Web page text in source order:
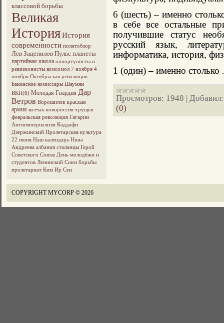
классовой борьбы
Великая
ИсторияИстория
современности политобзор
Лев Зацепилов Пульс планеты
партийная школа оппортунисты и
ревизионисты комсомол 7 ноября 4
ноября Октябрьская революция
Бакинские комиссары Шаумян
ВКП(б) Молодая Гвардия Дар
Ветров Ворошилов красная
армия колчак новороссия хрущев
февральская революция Гагарин
Антиимпериализм Каддафи
Дзержинский Пролетарская культура
22 июня Наш календарь Нина
Андреева албания сталинцы Герой
Советского Союза День молодёжи и
студентов Ленинский Союз борьбы
пролетариат Ким Ир Сен
6 (шесть) – именно
в себе все остальные
получившие статус
русский язык,
информатика, история,
1 (один) – именно столько
Просмотров: 1948 | Добавил:
(0)
COPYRIGHT MYCORP © 2026